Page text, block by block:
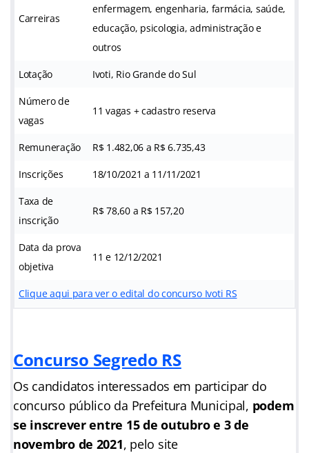
Carreiras
enfermagem, engenharia, farmácia, saúde,
educação, psicologia, administração e
outros
Lotação Ivoti, Rio Grande do Sul
Número de
vagas
11 vagas + cadastro reserva
Remuneração R$ 1.482,06 a R$ 6.735,43
Inscrições 18/10/2021 a 11/11/2021
Taxa de
inscrição
R$ 78,60 a R$ 157,20
Data da prova
objetiva
11 e 12/12/2021
Clique aqui para ver o edital do concurso Ivoti RS
Concurso Segredo RS
Os candidatos interessados em participar do
concurso público da Prefeitura Municipal, podem
se inscrever entre 15 de outubro e 3 de
novembro de 2021, pelo site